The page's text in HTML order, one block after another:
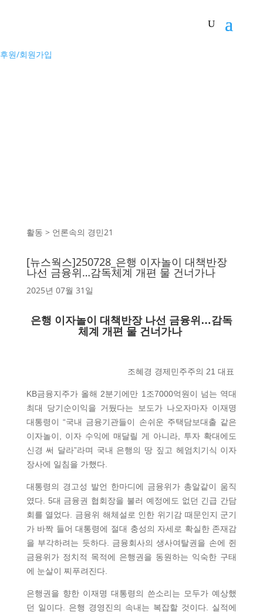
후원/회원가입
활동 > 언론속의 경민21
[뉴스웍스]250728_은행 이자놀이 대책반장
나선 금융위…감독체계 개편 물 건너가나
2025년 07월 31일
은행 이자놀이 대책반장 나선 금융위…감독
체계 개편 물 건너가나
조혜경 경제민주주의 21 대표
KB금융지주가 올해 2분기에만 1조7000억원이 넘는 역대
최대 당기순이익을 거뒀다는 보도가 나오자마자 이재명
대통령이 “국내 금융기관들이 손쉬운 주택담보대출 같은
이자놀이, 이자 수익에 매달릴 게 아니라, 투자 확대에도
신경 써 달라”라며 국내 은행의 땅 짚고 헤엄치기식 이자
장사에 일침을 가했다.
대통령의 경고성 발언 한마디에 금융위가 총알같이 움직
였다. 5대 금융권 협회장을 불러 예정에도 없던 긴급 간담
회를 열었다. 금융위 해체설로 인한 위기감 때문인지 군기
가 바짝 들어 대통령에 절대 충성의 자세로 확실한 존재감
을 부각하려는 듯하다. 금융회사의 생사여탈권을 손에 쥔
금융위가 정치적 목적에 은행권을 동원하는 익숙한 구태
에 눈살이 찌푸려진다.
은행권을 향한 이재명 대통령의 쓴소리는 모두가 예상했
던 일이다. 은행 경영진의 속내는 복잡할 것이다. 실적에